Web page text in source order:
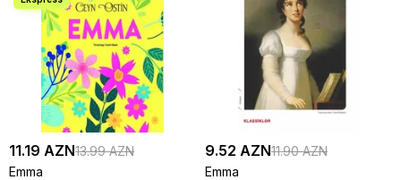
11.19 AZN13.99 AZN
Emma
9.52 AZN11.90 AZN
Emma